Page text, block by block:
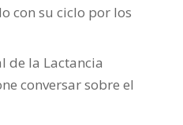
con su ciclo por los
de la Lactancia
conversar sobre el